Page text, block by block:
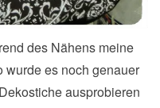
des Nähens meine
wurde es noch genauer
ausprobieren